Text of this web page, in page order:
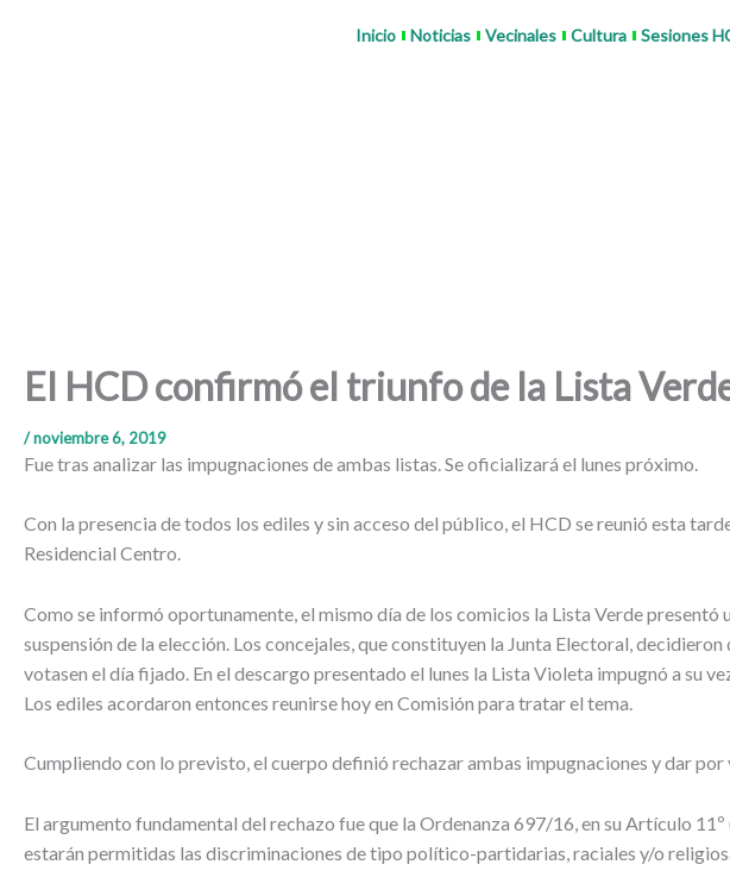
Inicio Noticias Vecinales Cultura Sesiones
El HCD confirmó el triunfo de la Lista
/noviembre 6, 2019
Fue tras analizar las impugnaciones de ambas listas. Se oficializará el lunes próximo.
Con la presencia de todos los ediles y sin acceso del público, el HCD se reunió esta
Residencial Centro.
Como se informó oportunamente, el mismo día de los comicios la Lista Verde
suspensión de la elección. Los concejales, que constituyen la Junta Electoral,
votasen el día fijado. En el descargo presentado el lunes la Lista Violeta impugnó a su
Los ediles acordaron entonces reunirse hoy en Comisión para tratar el tema.
Cumpliendo con lo previsto, el cuerpo definió rechazar ambas impugnaciones y dar
El argumento fundamental del rechazo fue que la Ordenanza 697/16, en su Artículo
estarán permitidas las discriminaciones de tipo político-partidarias, raciales y/o